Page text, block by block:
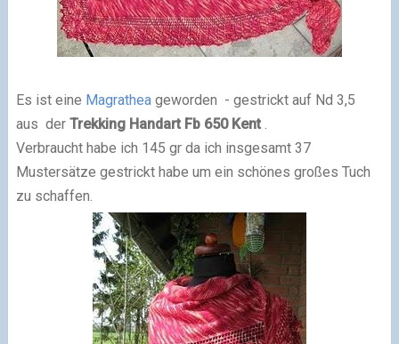
Es ist eine Magrathea geworden - gestrickt auf Nd 3,5
aus der Trekking Handart Fb 650 Kent.
Verbraucht habe ich 145 gr da ich insgesamt 37
Mustersätze gestrickt habe um ein schönes großes Tuch
zu schaffen.